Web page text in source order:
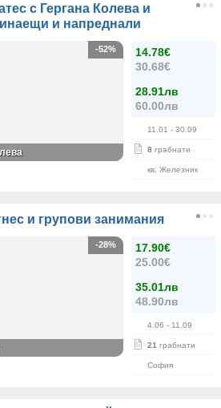
с Гергана Колева и
и напреднали
14.78€
30.68€
28.91лв
60.00лв
11.01 - 30.09
8 грабнати
кв. Железник
-52%
и групови занимания
17.90€
25.00€
35.01лв
48.90лв
4.06 - 11.09
21 грабнати
София
-28%